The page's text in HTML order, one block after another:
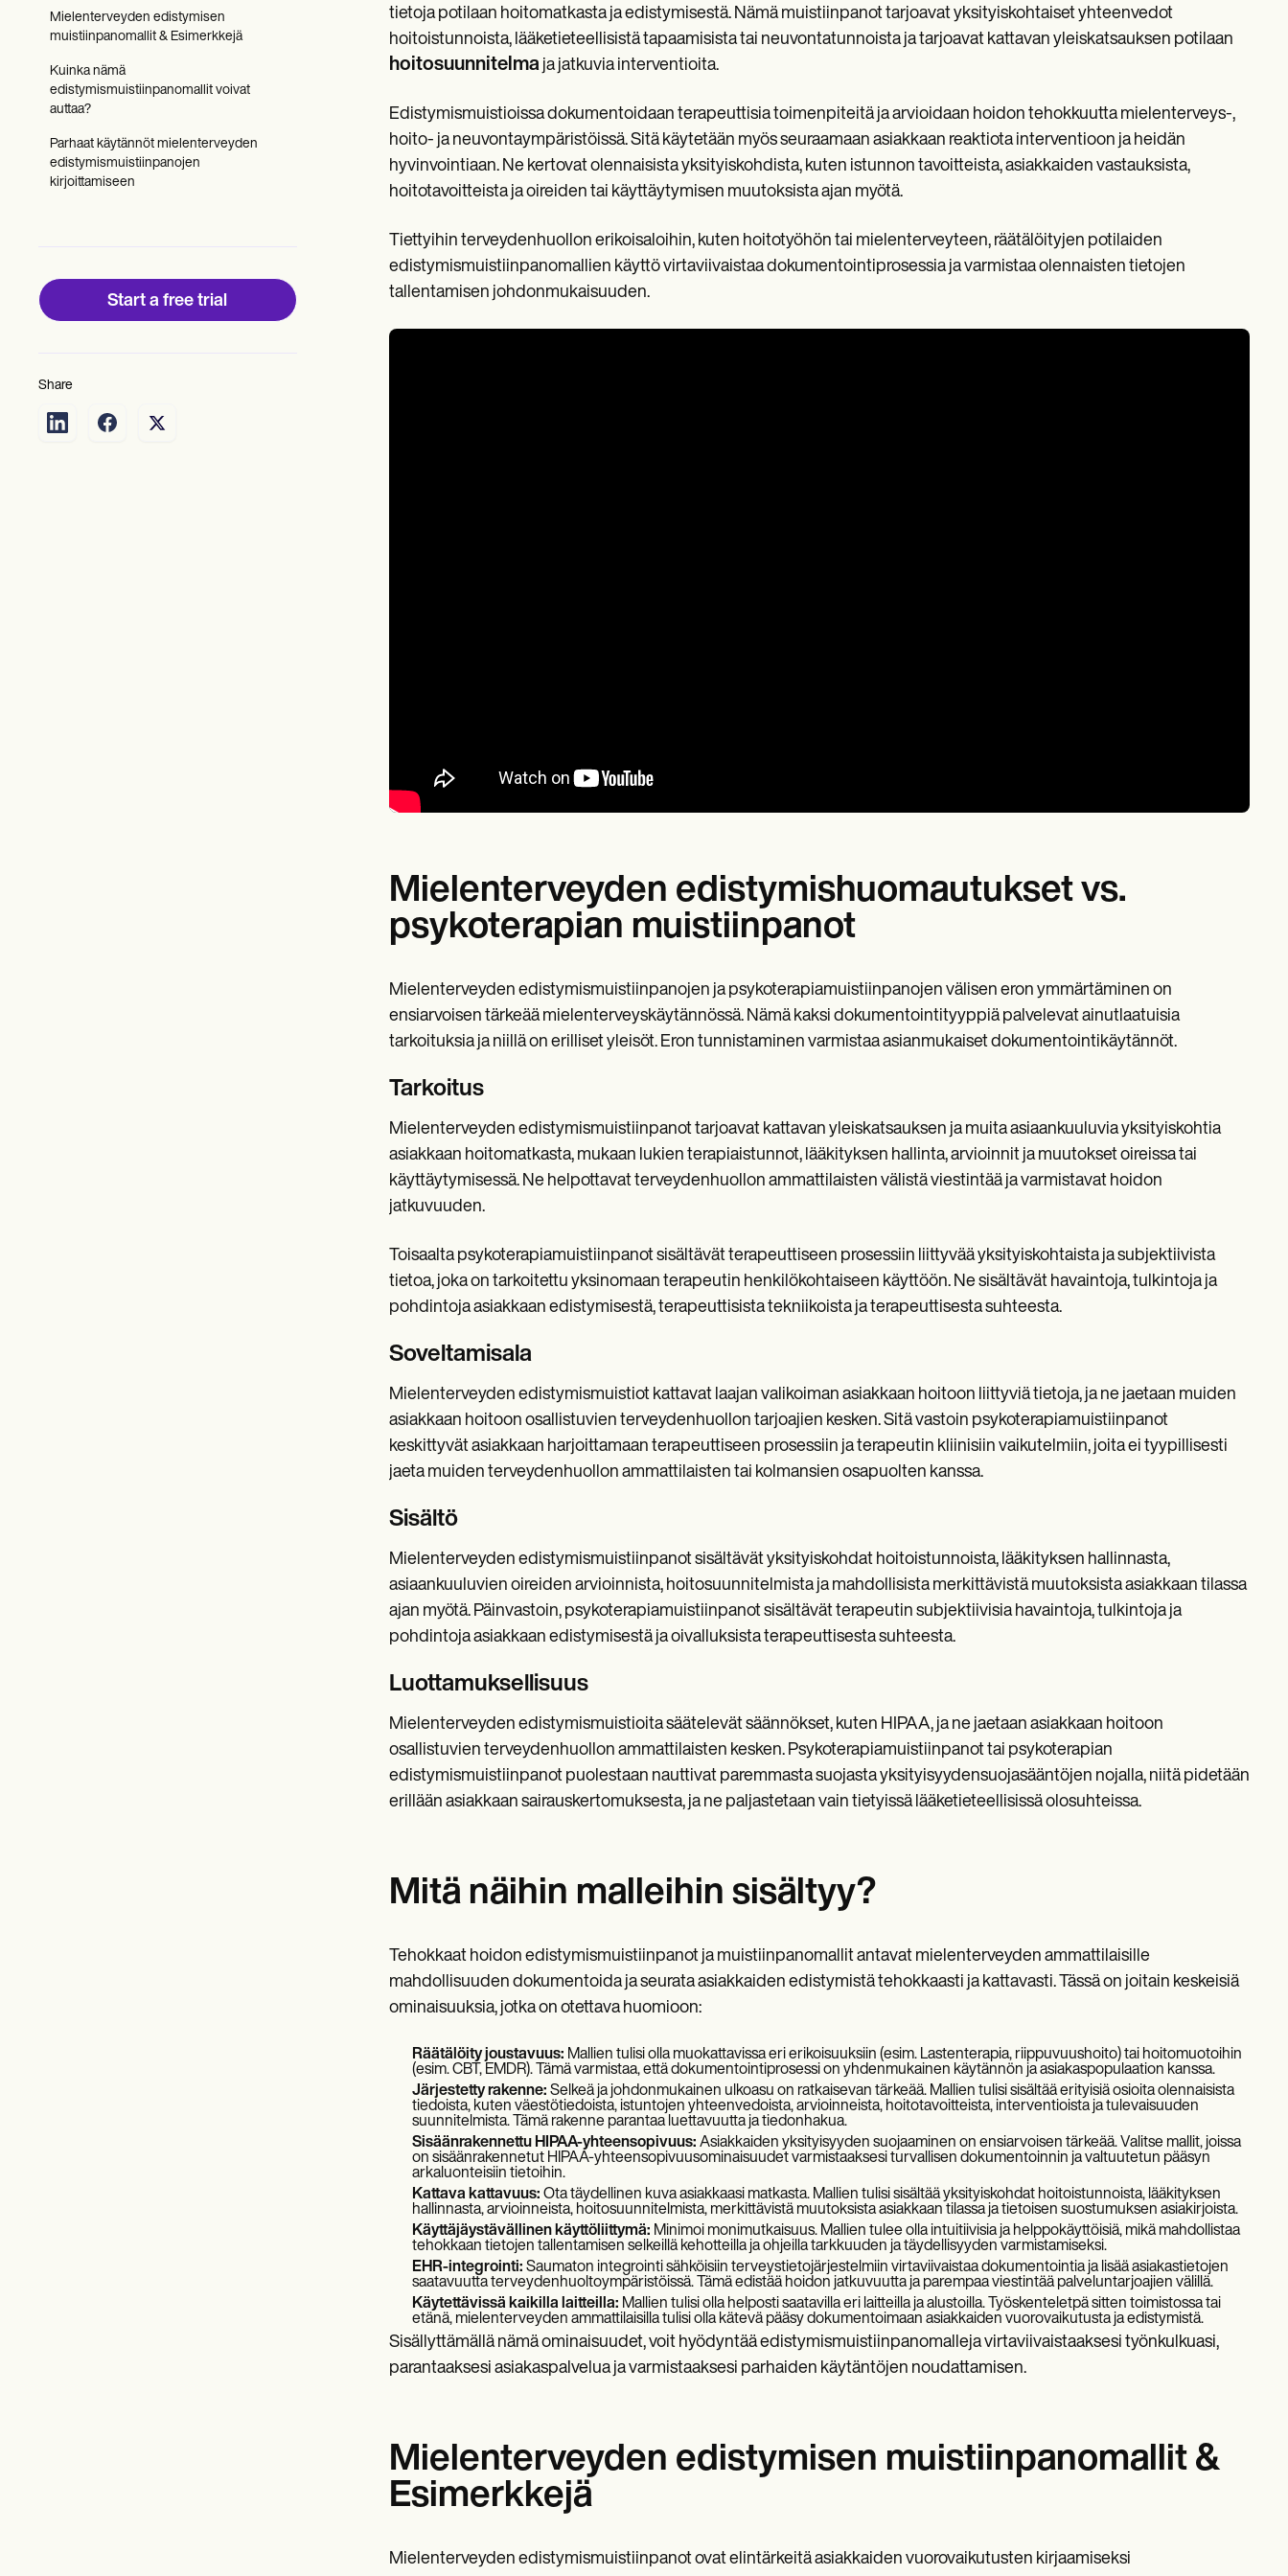
Help Center
Webinars
Switch to Carepatron
Become a Partner
Why Carepatron?
Get started
Mielenterveyden edistymisen
muistiinpanomallit & Esimerkkejä
Kuinka nämä
edistymismuistiinpanomallit voivat
auttaa?
Parhaat käytännöt mielenterveyden
edistymismuistiinpanojen
kirjoittamiseen
Start a free trial
Share
tietoja potilaan hoitomatkasta ja edistymisestä. Nämä muistiinpanot tarjoavat yksityiskohtaiset yhteenvedot
hoitoistunnoista, lääketieteellisistä tapaamisista tai neuvontatunnoista ja tarjoavat kattavan yleiskatsauksen potilaan
hoitosuunnitelmaja jatkuvia interventioita.
Edistymismuistioissa dokumentoidaan terapeuttisia toimenpiteitä ja arvioidaan hoidon tehokkuutta mielenterveys-,
hoito- ja neuvontaympäristöissä. Sitä käytetään myös seuraamaan asiakkaan reaktiota interventioon ja heidän
hyvinvointiaan. Ne kertovat olennaisista yksityiskohdista, kuten istunnon tavoitteista, asiakkaiden vastauksista,
hoitotavoitteista ja oireiden tai käyttäytymisen muutoksista ajan myötä.
Tiettyihin terveydenhuollon erikoisaloihin, kuten hoitotyöhön tai mielenterveyteen, räätälöityjen potilaiden
edistymismuistiinpanomallien käyttö virtaviivaistaa dokumentointiprosessia ja varmistaa olennaisten tietojen
tallentamisen johdonmukaisuuden.
Mielenterveyden edistymishuomautukset vs.
psykoterapian muistiinpanot
Mielenterveyden edistymismuistiinpanojen ja psykoterapiamuistiinpanojen välisen eron ymmärtäminen on
ensiarvoisen tärkeää mielenterveyskäytännössä. Nämä kaksi dokumentointityyppiä palvelevat ainutlaatuisia
tarkoituksia ja niillä on erilliset yleisöt. Eron tunnistaminen varmistaa asianmukaiset dokumentointikäytännöt.
Tarkoitus
Mielenterveyden edistymismuistiinpanot tarjoavat kattavan yleiskatsauksen ja muita asiaankuuluvia yksityiskohtia
asiakkaan hoitomatkasta, mukaan lukien terapiaistunnot, lääkityksen hallinta, arvioinnit ja muutokset oireissa tai
käyttäytymisessä. Ne helpottavat terveydenhuollon ammattilaisten välistä viestintää ja varmistavat hoidon
jatkuvuuden.
Toisaalta psykoterapiamuistiinpanot sisältävät terapeuttiseen prosessiin liittyvää yksityiskohtaista ja subjektiivista
tietoa, joka on tarkoitettu yksinomaan terapeutin henkilökohtaiseen käyttöön. Ne sisältävät havaintoja, tulkintoja ja
pohdintoja asiakkaan edistymisestä, terapeuttisista tekniikoista ja terapeuttisesta suhteesta.
Soveltamisala
Mielenterveyden edistymismuistiot kattavat laajan valikoiman asiakkaan hoitoon liittyviä tietoja, ja ne jaetaan muiden
asiakkaan hoitoon osallistuvien terveydenhuollon tarjoajien kesken. Sitä vastoin psykoterapiamuistiinpanot
keskittyvät asiakkaan harjoittamaan terapeuttiseen prosessiin ja terapeutin kliinisiin vaikutelmiin, joita ei tyypillisesti
jaeta muiden terveydenhuollon ammattilaisten tai kolmansien osapuolten kanssa.
Sisältö
Mielenterveyden edistymismuistiinpanot sisältävät yksityiskohdat hoitoistunnoista, lääkityksen hallinnasta,
asiaankuuluvien oireiden arvioinnista, hoitosuunnitelmista ja mahdollisista merkittävistä muutoksista asiakkaan tilassa
ajan myötä. Päinvastoin, psykoterapiamuistiinpanot sisältävät terapeutin subjektiivisia havaintoja, tulkintoja ja
pohdintoja asiakkaan edistymisestä ja oivalluksista terapeuttisesta suhteesta.
Luottamuksellisuus
Mielenterveyden edistymismuistioita säätelevät säännökset, kuten HIPAA, ja ne jaetaan asiakkaan hoitoon
osallistuvien terveydenhuollon ammattilaisten kesken. Psykoterapiamuistiinpanot tai psykoterapian
edistymismuistiinpanot puolestaan nauttivat paremmasta suojasta yksityisyydensuojasääntöjen nojalla, niitä pidetään
erillään asiakkaan sairauskertomuksesta, ja ne paljastetaan vain tietyissä lääketieteellisissä olosuhteissa.
Mitä näihin malleihin sisältyy?
Tehokkaat hoidon edistymismuistiinpanot ja muistiinpanomallit antavat mielenterveyden ammattilaisille
mahdollisuuden dokumentoida ja seurata asiakkaiden edistymistä tehokkaasti ja kattavasti. Tässä on joitain keskeisiä
ominaisuuksia, jotka on otettava huomioon:
Räätälöity joustavuus: Mallien tulisi olla muokattavissa eri erikoisuuksiin (esim. Lastenterapia, riippuvuushoito) tai hoitomuotoihin
(esim. CBT, EMDR). Tämä varmistaa, että dokumentointiprosessi on yhdenmukainen käytännön ja asiakaspopulaation kanssa.
Järjestetty rakenne: Selkeä ja johdonmukainen ulkoasu on ratkaisevan tärkeää. Mallien tulisi sisältää erityisiä osioita olennaisista
tiedoista, kuten väestötiedoista, istuntojen yhteenvedoista, arvioinneista, hoitotavoitteista, interventioista ja tulevaisuuden
suunnitelmista. Tämä rakenne parantaa luettavuutta ja tiedonhakua.
Sisäänrakennettu HIPAA-yhteensopivuus: Asiakkaiden yksityisyyden suojaaminen on ensiarvoisen tärkeää. Valitse mallit, joissa
on sisäänrakennetut HIPAA-yhteensopivuusominaisuudet varmistaaksesi turvallisen dokumentoinnin ja valtuutetun pääsyn
arkaluonteisiin tietoihin.
Kattava kattavuus: Ota täydellinen kuva asiakkaasi matkasta. Mallien tulisi sisältää yksityiskohdat hoitoistunnoista, lääkityksen
hallinnasta, arvioinneista, hoitosuunnitelmista, merkittävistä muutoksista asiakkaan tilassa ja tietoisen suostumuksen asiakirjoista.
Käyttäjäystävällinen käyttöliittymä: Minimoi monimutkaisuus. Mallien tulee olla intuitiivisia ja helppokäyttöisiä, mikä mahdollistaa
tehokkaan tietojen tallentamisen selkeillä kehotteilla ja ohjeilla tarkkuuden ja täydellisyyden varmistamiseksi.
EHR-integrointi: Saumaton integrointi sähköisiin terveystietojärjestelmiin virtaviivaistaa dokumentointia ja lisää asiakastietojen
saatavuutta terveydenhuoltoympäristöissä. Tämä edistää hoidon jatkuvuutta ja parempaa viestintää palveluntarjoajien välillä.
Käytettävissä kaikilla laitteilla: Mallien tulisi olla helposti saatavilla eri laitteilla ja alustoilla. Työskenteletpä sitten toimistossa tai
etänä, mielenterveyden ammattilaisilla tulisi olla kätevä pääsy dokumentoimaan asiakkaiden vuorovaikutusta ja edistymistä.
Sisällyttämällä nämä ominaisuudet, voit hyödyntää edistymismuistiinpanomalleja virtaviivaistaaksesi työnkulkuasi,
parantaaksesi asiakaspalvelua ja varmistaaksesi parhaiden käytäntöjen noudattamisen.
Mielenterveyden edistymisen muistiinpanomallit &
Esimerkkejä
Mielenterveyden edistymismuistiinpanot ovat elintärkeitä asiakkaiden vuorovaikutusten kirjaamiseksi